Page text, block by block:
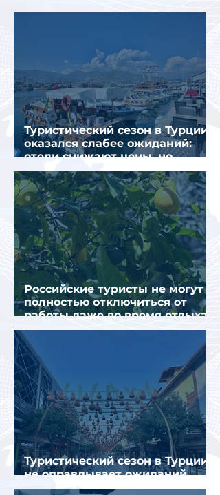
интернете
Туристический сезон в Турции
оказался слабее ожиданий:
отели снижают цены, но
загрузка остается низкой
Российские туристы не могут
полностью отключиться от
работы даже во время отдыха
в Турции
Туристический сезон в Турции
не оправдывает ожиданий
отрасли